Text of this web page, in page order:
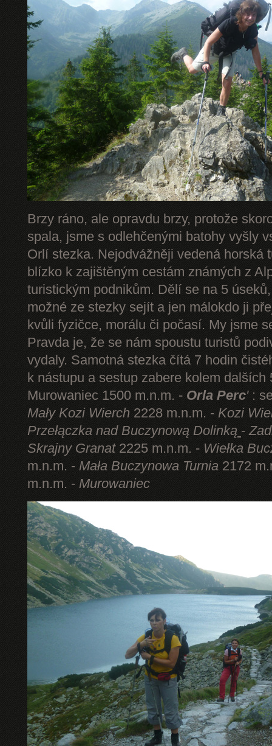
Brzy ráno, ale opravdu brzy, protože
spala, jsme s odlehčenými batohy vyšly
Orlí stezka. Nejodvážněji vedená horská
blízko k zajištěným cestám známých z
turistickým podnikům. Dělí se na 5
možné ze stezky sejít a jen málokdo ji
kvůli fyzičce, morálu či počasí. My jsme
Pravda je, že se nám spoustu turistů
vydaly. Samotná stezka čítá 7 hodin
k nástupu a sestup zabere kolem dalších
Murowaniec 1500 m.n.m. - Orla Perc':
Mały Kozi Wierch 2228 m.n.m. - Kozi
Przełączka nad Buczynową Dolinką -
Skrajny Granat2225 m.n.m. - Wiełka
m.n.m. - Mała Buczynowa Turnia 2172
m.n.m. - Murowaniec